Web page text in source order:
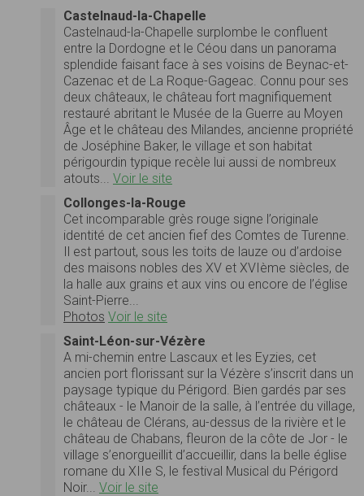
Castelnaud-la-Chapelle
Castelnaud-la-Chapelle surplombe le confluent
entre la Dordogne et le Céou dans un panorama
splendide faisant face à ses voisins de Beynac-et-
Cazenac et de La Roque-Gageac. Connu pour ses
deux châteaux, le château fort magnifiquement
restauré abritant le Musée de la Guerre au Moyen
Âge et le château des Milandes, ancienne propriété
de Joséphine Baker, le village et son habitat
périgourdin typique recèle lui aussi de nombreux
atouts... Voir le site
Collonges-la-Rouge
Cet incomparable grès rouge signe l’originale
identité de cet ancien fief des Comtes de Turenne.
Il est partout, sous les toits de lauze ou d’ardoise
des maisons nobles des XV et XVIème siècles, de
la halle aux grains et aux vins ou encore de l’église
Saint-Pierre...
Photos Voir le site
Saint-Léon-sur-Vézère
A mi-chemin entre Lascaux et les Eyzies, cet
ancien port florissant sur la Vézère s’inscrit dans un
paysage typique du Périgord. Bien gardés par ses
châteaux - le Manoir de la salle, à l’entrée du village,
le château de Clérans, au-dessus de la rivière et le
château de Chabans, fleuron de la côte de Jor - le
village s’enorgueillit d’accueillir, dans la belle église
romane du XIIe S, le festival Musical du Périgord
Noir... Voir le site